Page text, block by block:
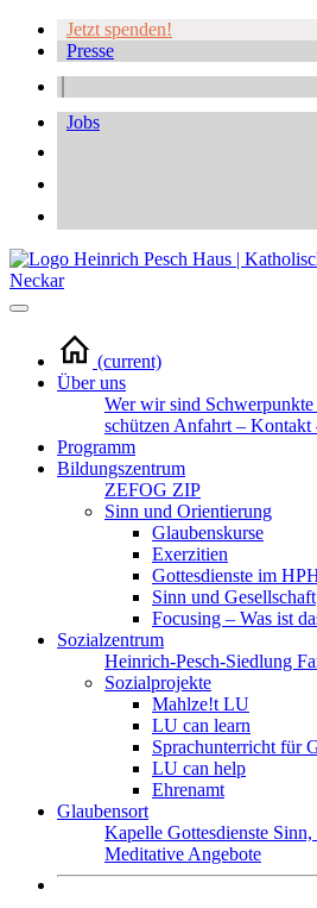
Jetzt spenden!
Presse
Jobs
(current)
Über uns
Wer wir sind Schwerpunkte
schützen Anfahrt – Kontakt
Programm
Bildungszentrum
ZEFOG ZIP
Sinn und Orientierung
Glaubenskurse
Exerzitien
Gottesdienste im
Sinn und Gesellschaft
Focusing – Was ist
Sozialzentrum
Heinrich-Pesch-Siedlung
Sozialprojekte
Mahlze!t LU
LU can learn
Sprachunterricht für
LU can help
Ehrenamt
Glaubensort
Kapelle Gottesdienste
Meditative Angebote